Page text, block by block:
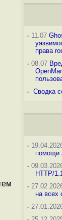
-11.07
права
-08.07
- Сводка
-
помощи
-
HTTP/
-
на всех
-